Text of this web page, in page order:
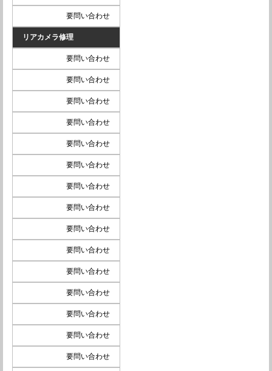
要問い合わせ
リアカメラ修理
要問い合わせ
要問い合わせ
要問い合わせ
要問い合わせ
要問い合わせ
要問い合わせ
要問い合わせ
要問い合わせ
要問い合わせ
要問い合わせ
要問い合わせ
要問い合わせ
要問い合わせ
要問い合わせ
要問い合わせ